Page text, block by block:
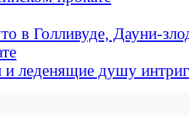
в Голливуде, Дауни-
леденящие душу